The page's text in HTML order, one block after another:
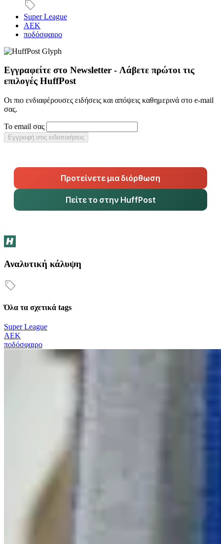
Super League
ΑΕΚ
ποδόσφαιρο
Εγγραφείτε στο Newsletter - Λάβετε πρώτοι τις
επιλογές HuffPost
Οι πιο ενδιαφέρουσες ειδήσεις και απόψεις καθημερινά στο e-mail
σας.
Το email σας
Εγγραφή στις ειδοποιήσεις
Προτείνετε μια διόρθωση
Πείτε το στην HuffPost
Αναλυτική κάλυψη
Όλα τα σχετικά tags
Super League
ΑΕΚ
ποδόσφαιρο